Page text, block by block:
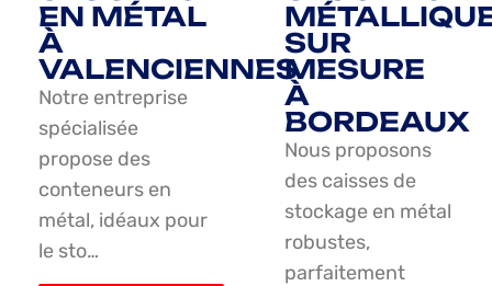
EN MÉTAL
À
VALENCIENNES
Notre entreprise
spécialisée
propose des
conteneurs en
métal, idéaux pour
le sto…
SUR
MESURE
À
BORDEAUX
Nous proposons
des caisses de
stockage en métal
robustes,
parfaitement